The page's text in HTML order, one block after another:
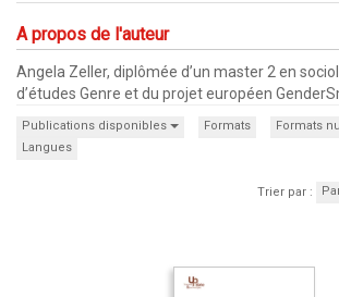
A propos de l'auteur
Angela Zeller, diplômée d’un master 2 en
d’études Genre et du projet européen
Publications disponibles Formats
Formats
Langues
Trier par :